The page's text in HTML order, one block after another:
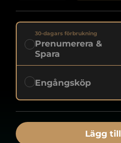
30-dagars förbrukning
Prenumerera &
Spara
Engångsköp
Lägg till